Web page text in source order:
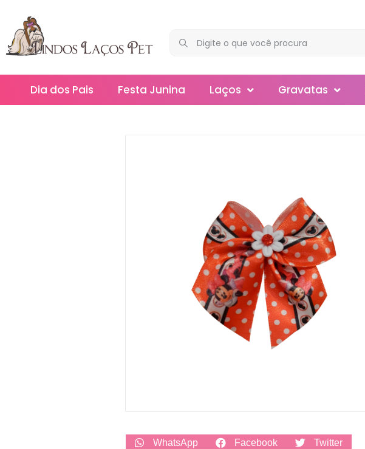
Dia dos Pais Festa Junina Laços
Mini
Slim
Splash
Gravatas
Smoking
WhatsApp Facebook Twitter